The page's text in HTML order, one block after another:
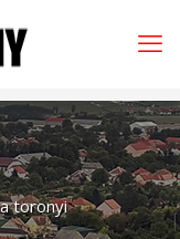
toronyi